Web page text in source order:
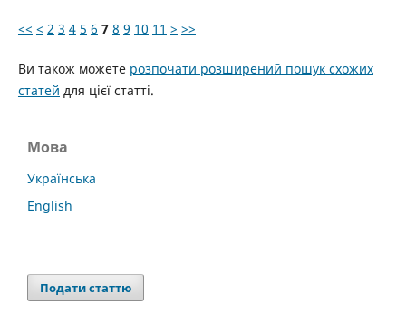
<< < 2 3 4 5 6 7 8 9 10 11 > >>
Ви також можете розпочати розширений пошук схожих
статей для цієї статті.
Мова
Українська
English
Подати статтю